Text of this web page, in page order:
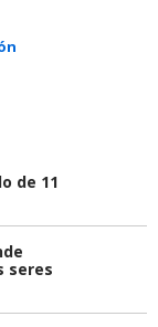
de 11
seres